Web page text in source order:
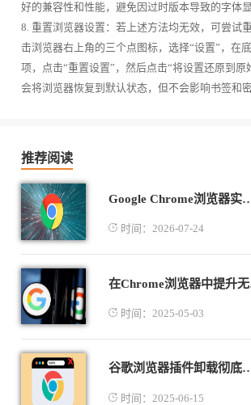
好的兼容性和性能，避免因过时版本导致的字体显
8. 重置浏览器设置：若上述方法均无效，可尝试
击浏览器右上角的三个点图标，选择“设置”，在
项，点击“重置设置”，然后点击“将设置还原到原
会将浏览器恢复到默认状态，但不会影响书签和密
推荐阅读
Google Chrome浏览
时间：2026-07-24
在
时间：2025-05-03
谷歌浏览器插件
时间：2025-06-15